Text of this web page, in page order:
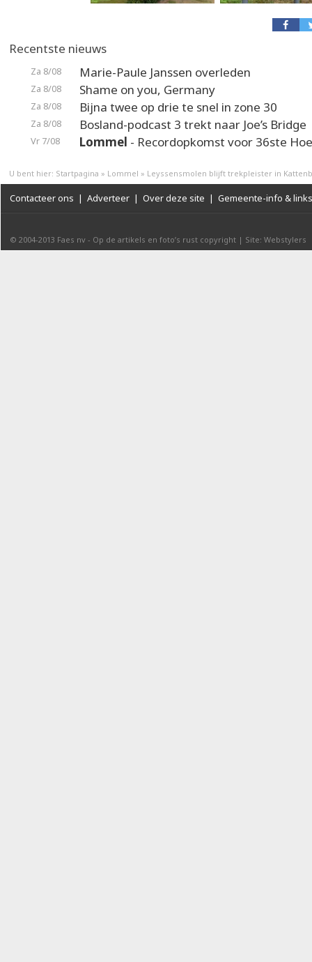
Recentste nieuws
Za 8/08 Marie-Paule Janssen overleden
Za 8/08 Shame on you, Germany
Za 8/08 Bijna twee op drie te snel in zone 30
Za 8/08 Bosland-podcast 3 trekt naar Joe’s Bridge
Vr 7/08 Lommel - Recordopkomst voor 36ste
U bent hier: Startpagina » Lommel » Leyssensmolen blijft trekpleister in
Contacteer ons | Adverteer | Over deze site | Gemeente-info & links
© 2004-2013 Faes nv - Op de artikels en foto’s rust copyright | Site: Webstylers